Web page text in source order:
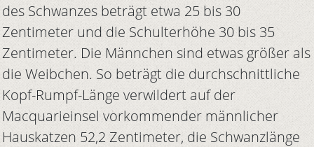
des Schwanzes beträgt etwa 25 bis 30
Zentimeter und die Schulterhöhe 30 bis 35
Zentimeter. Die Männchen sind etwas größer als
die Weibchen. So beträgt die durchschnittliche
Kopf-Rumpf-Länge verwildert auf der
Macquarieinsel vorkommender männlicher
Hauskatzen 52,2 Zentimeter, die Schwanzlänge